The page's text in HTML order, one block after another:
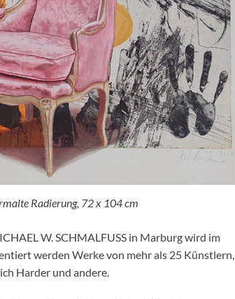
Radierung, 72 x 104 cm
W. SCHMALFUSS in Marburg wird im
werden Werke von mehr als 25 Künstlern,
Harder und andere.